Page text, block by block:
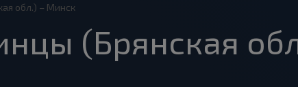
обл.) – Минск
(Брянская